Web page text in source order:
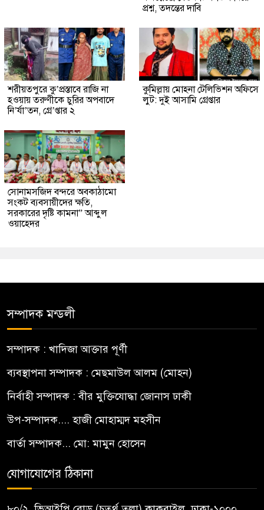
প্রশ্ন, তদন্তের দাবি
শরীয়তপুরে কু’প্রস্তাবে রাজি না
হওয়ায় তরুণীকে চুরির অপবাদে
নি’র্যা’তন, গ্রে’প্তার ২
কুমিল্লায় মোহনা টেলিভিশন অফিসে
লুট: দুই আসামি গ্রেপ্তার
সোনামসজিদ বন্দরে অবকাঠামো
সংকট ব্যবসায়ীদের ক্ষতি,
সরকারের দৃষ্টি কামনা” আব্দুল
ওয়াহেদর
সম্পাদক মন্ডলী
সম্পাদক : খাদিজা আক্তার পূর্ণী
ব্যবস্থাপনা সম্পাদক : মেছমাউল আলম (মোহন)
নির্বাহী সম্পাদক : বীর মুক্তিযোদ্ধা জোনাস ঢাকী
উপ-সম্পাদক.... হাজী মোহাম্মদ মহসীন
বার্তা সম্পাদক... মো: মামুন হোসেন
যোগাযোগের ঠিকানা